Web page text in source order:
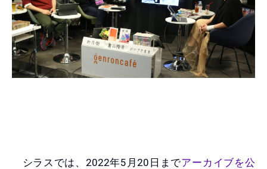
シラスでは、2022年5月20日までアーカイブを公